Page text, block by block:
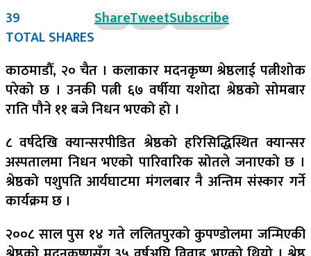
39
TOTAL SHARES
ShareTweetSubscribe
काठमाडौँ, २० चैत । कलाकार मदनकृष्ण श्रेष्ठलाई पत्नीशोक
परेको छ । उनकी पत्नी ६७ वर्षीया यशोदा श्रेष्ठको सोमबार
राति पौने ११ बजे निधन भएको हो ।
८ वर्षदेखि क्यान्सरपीडित श्रेष्ठको हरिसिद्धिस्थित क्यान्सर
अस्पतालमा निधन भएको पारिवारिक स्रोतले जनाएको छ ।
श्रेष्ठको पशुपति आर्यघाटमा मंगलबार नै अन्तिम संस्कार गर्ने
कार्यक्रम छ ।
२००८ साल पुस १४ गते ललितपुरको कुपण्डोलमा जन्मिएकी